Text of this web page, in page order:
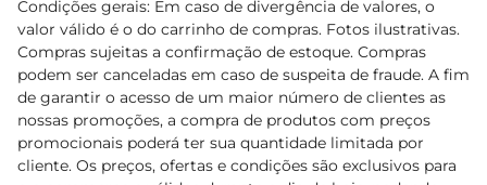
Condições gerais: Em caso de divergência de valores, o
valor válido é o do carrinho de compras. Fotos ilustrativas.
Compras sujeitas a confirmação de estoque. Compras
podem ser canceladas em caso de suspeita de fraude. A fim
de garantir o acesso de um maior número de clientes as
nossas promoções, a compra de produtos com preços
promocionais poderá ter sua quantidade limitada por
cliente. Os preços, ofertas e condições são exclusivos para